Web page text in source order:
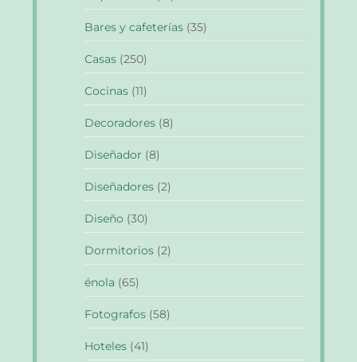
Bares y cafeterías (35)
Casas (250)
Cocinas (11)
Decoradores (8)
Diseñador (8)
Diseñadores (2)
Diseño (30)
Dormitorios (2)
énola (65)
Fotografos (58)
Hoteles (41)